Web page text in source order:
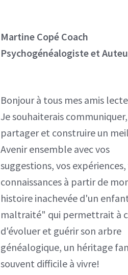
Martine Copé Coach
Psychogénéalogiste et
Bonjour à tous mes amis
Je souhaiterais communiquer,
partager et construire un
Avenir ensemble avec vos
suggestions, vos expériences,
connaissances à partir de
histoire inachevée d'un
maltraité" qui permettrait à
d'évoluer et guérir son arbre
généalogique, un héritage
souvent difficile à vivre!